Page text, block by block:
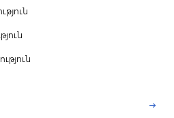
arrow_right_alt